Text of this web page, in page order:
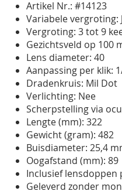
Artikel Nr.: #14123
Variabele vergroting:
Vergroting: 3 tot 9
Gezichtsveld op 100
Lens diameter: 40
Aanpassing per klik:
Dradenkruis: Mil Dot
Verlichting: Nee
Scherpstelling via
Lengte (mm): 322
Gewicht (gram): 482
Buisdiameter: 25,4
Oogafstand (mm): 89
Inclusief lensdoppen
Geleverd zonder